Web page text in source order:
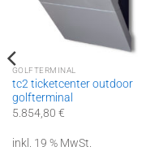
GOLFTERMINAL
tc2 ticketcenter outdoor
golfterminal
5.854,80 €
inkl. 19 % MwSt.